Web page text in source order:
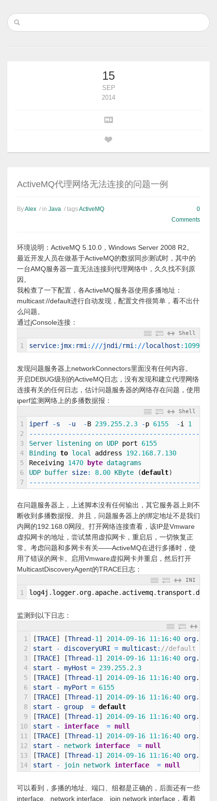
15
SEP
2014
ActiveMQ代理网络无法连接的问题一例
ByAlex / in Java / tagsActiveMQ
0
Comments
环境说明：ActiveMQ 5.10.0，Windows Server 2008 R2。
最近开发人员在做基于ActiveMQ的数据同步测试时，其中的
一台AMQ服务器一直无法连接到代理网络中，久久找不到原
因。
我检查了一下配置，各ActiveMQ服务器使用多播地址：
multicast://default进行自动发现，配置文件很简单，看不出什
么问题。
通过jConsole连接：
Shell
1 service: jmx: rmi : ///jndi /rmi : //localhost : 1099
发现问题服务器上networkConnectors里面没有任何内容。
开启DEBUG级别的ActiveMQ日志，没有发现和建立代理网络
连接有关的任何日志，估计问题服务器的网络存在问题，使用
iperf监测网络上的多播数据报：
Shell
1
2
3
4
5
6
7
iperf -s -u -B 239.255.2.3 -p 6155 -i
1
-- -- -- -- -- -- -- -- -- -- -- -- -- -- -- -- -- -- -- -- -- --
Server listening on UDP port
6155
Binding to local address
192.168.7.130
Receiving 1470 byte datagrams
UDP
buffer size: 8.00 KByte (default)
-- -- -- -- -- -- -- -- -- -- -- -- -- -- -- -- -- -- -- -- -- --
在问题服务器上，上述脚本没有任何输出，其它服务器上则不
断收到多播数据报。并且，问题服务器上的绑定地址不是我们
内网的192.168.0网段。打开网络连接查看，该IP是Vmware
虚拟网卡的地址，尝试禁用虚拟网卡，重启后，一切恢复正
常。考虑问题和多网卡有关——ActiveMQ在进行多播时，使
用了错误的网卡。启用Vmware虚拟网卡并重启，然后打开
MulticastDiscoveryAgent的TRACE日志：
INI
1 log4j . logger. org. apache. activemq.transport .
监测到以下日志：
1
2
3
4
5
6
7
8
9
10
11
12
13
14
[TRACE] [Thread -1 ] 2014-09-16 11 : 16:40 org.
start
- discoveryURI = multicast : //default
[TRACE] [Thread -1 ] 2014-09-16 11 : 16:40 org.
start
- myHost = 239.255.2.3
[TRACE] [Thread -1 ] 2014-09-16 11 : 16:40 org.
start
- myPort = 6155
[TRACE] [Thread -1 ] 2014-09-16 11 : 16:40 org.
start
- group = default
[TRACE] [Thread -1 ] 2014-09-16 11 : 16:40 org.
start
- interface = null
[TRACE] [Thread -1 ] 2014-09-16 11 : 16:40 org.
start
- network interface = null
[TRACE] [Thread -1 ] 2014-09-16 11 : 16:40 org.
start
- join network interface = null
可以看到，多播的地址、端口、组都是正确的，后面还有一些
interface、network interface、join network interface，看着